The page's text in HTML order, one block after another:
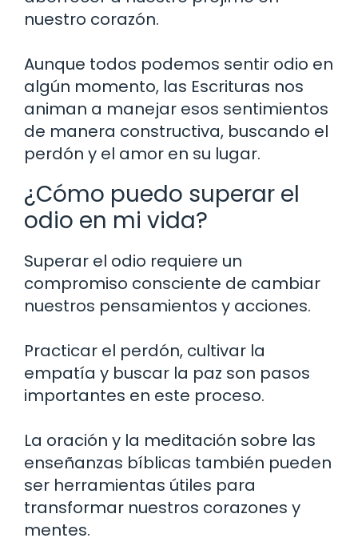
nuestro corazón.
Aunque todos podemos sentir odio en
algún momento, las Escrituras nos
animan a manejar esos sentimientos
de manera constructiva, buscando el
perdón y el amor en su lugar.
¿Cómo puedo superar el
odio en mi vida?
Superar el odio requiere un
compromiso consciente de cambiar
nuestros pensamientos y acciones.
Practicar el perdón, cultivar la
empatía y buscar la paz son pasos
importantes en este proceso.
La oración y la meditación sobre las
enseñanzas bíblicas también pueden
ser herramientas útiles para
transformar nuestros corazones y
mentes.